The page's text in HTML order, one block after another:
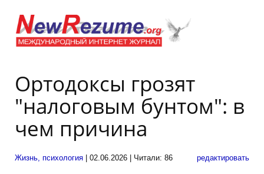
Ортодоксы грозят
"налоговым бунтом": в
чем причина
редактировать
Жизнь, психология | 02.06.2026 | Читали: 86